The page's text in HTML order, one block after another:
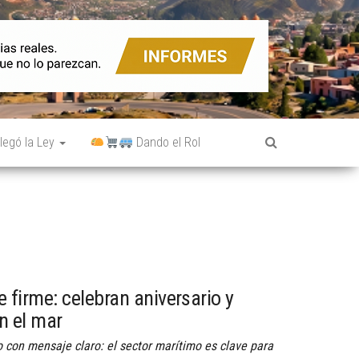
la Ley Dando el Rol
firme: celebran aniversario y
el mar
mensaje claro: el sector marítimo es clave para